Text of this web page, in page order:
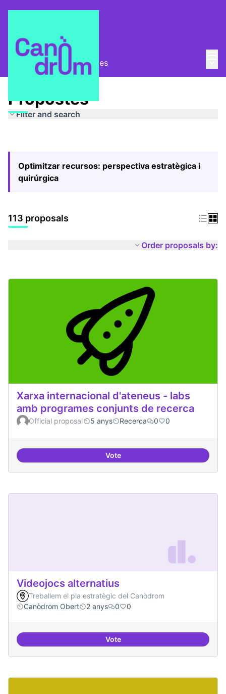
Pla Estratègic Propostes
Propostes
Filter and search
Optimitzar recursos: perspectiva estratègica i
quirúrgica
113 proposals
Order proposals by:
Xarxa internacional d'ateneus - labs
amb programes conjunts de recerca
Official proposal 5 anys Recerca 0 0
VoteXarxa internacional d'ateneus -
Videojocs alternatius
Treballem el pla estratègic del Canòdrom
Canòdrom Obert
2 anys 0 0
VoteVideojocs alternatius